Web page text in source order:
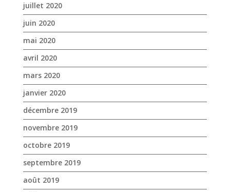
juillet 2020
juin 2020
mai 2020
avril 2020
mars 2020
janvier 2020
décembre 2019
novembre 2019
octobre 2019
septembre 2019
août 2019